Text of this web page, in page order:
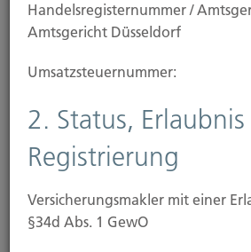
Inhaber
Tel.: 0211 - 49 00
E-Mail Vita
Handels­registernummer /
Amtsgericht Düsseldorf
Umsatzsteuer­nummer:
2. Status,
Registrierung
Versicherungsmakler mit einer
§34d Abs. 1 GewO